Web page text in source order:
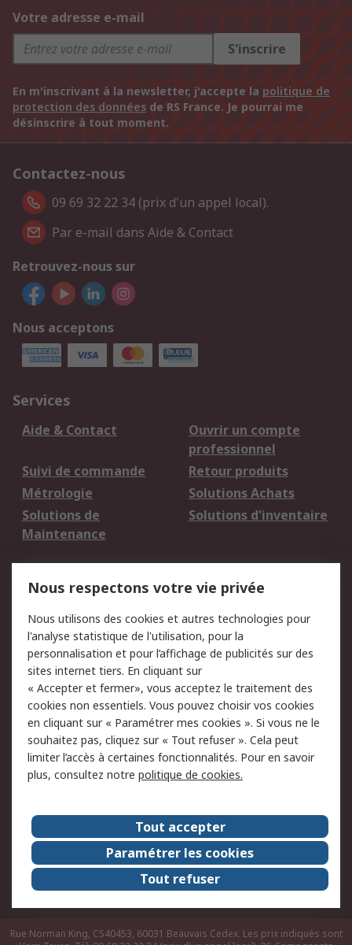
Votre adresse e-mail
S'inscrire
En m'inscrivant à la newsletter, j'accepte la politique de
protection des données de RS France. Je pourrai me
désinscrire à tout moment.
Contactez-nous
09 69 32 22 34 (prix d'un appel local).
Par e-mail dans Aide & Contact
Retrouvez-nous sur
Nous acceptons
Services
Aide & Contact
Ouvrir un compte
professionnel
Suivi de commande
Retour produits
Métrologie
Solutions Achats
Solutions de
Maintenance
Solutions d'inventaire
du site
Politique de protection
des données - Mise à
jour
Sécurité des E-mails
Conditions générales
de vente
Politique anti-
corruption
Campagnes marketing
A propos de RS
A propos de RS France
Evénements
Le groupe RS Group Plc
Presse
RS dans le monde
Démarche RSE
Nous rejoindre
RS Particuliers
Rue Norman King, CS40453, 60031 Beauvais Cedex. Les prix indiqués sont
Nous respectons votre vie privée
Nous utilisons des cookies et autres technologies pour
l'analyse statistique de l'utilisation, pour la
personnalisation et pour l’affichage de publicités sur des
sites internet tiers. En cliquant sur
« Accepter et fermer», vous acceptez le traitement des
cookies non essentiels. Vous pouvez choisir vos cookies
en cliquant sur « Paramétrer mes cookies ». Si vous ne le
souhaitez pas, cliquez sur « Tout refuser ». Cela peut
limiter l’accès à certaines fonctionnalités. Pour en savoir
plus, consultez notre politique de cookies.
Tout accepter
Paramétrer les cookies
Tout refuser